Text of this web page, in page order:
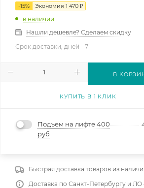
-15% Экономия1 470 ₽
в наличии
Нашли дешевле? Сделаем скидку
Срок доставки, дней -7
В
КУПИТЬ В 1 КЛИК
Подъем на лифте 400
руб
Быстрая доставка товаров из
Доставка по Санкт-Петербургу и ЛО